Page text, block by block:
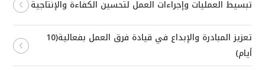
تبسيط العمليات وإجراءات العمل لتحسين الكفاءة والإنتاجية
تعزيز المبادرة والإبداع في قيادة فرق العمل بفعالية(10
أيام)